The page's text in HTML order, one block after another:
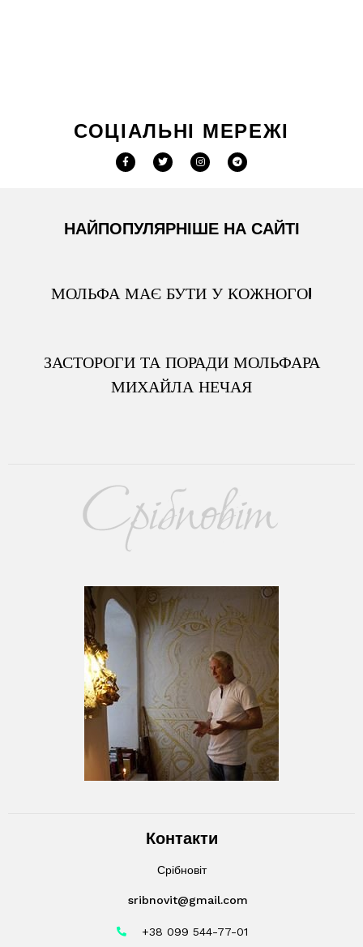
СОЦІАЛЬНІ МЕРЕЖІ
НАЙПОПУЛЯРНІШЕ НА САЙТІ
МОЛЬФА МАЄ БУТИ У КОЖНОГО!
ЗАСТОРОГИ ТА ПОРАДИ МОЛЬФАРА
МИХАЙЛА НЕЧАЯ
Контакти
Срібновіт
sribnovit@gmail.com
+38 099 544-77-01